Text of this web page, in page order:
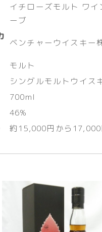
イチローズモルト ワイ
ーブ
ベンチャーウイスキー
モルト
シングルモルトウイス
700ml
46%
約15,000円から17,000